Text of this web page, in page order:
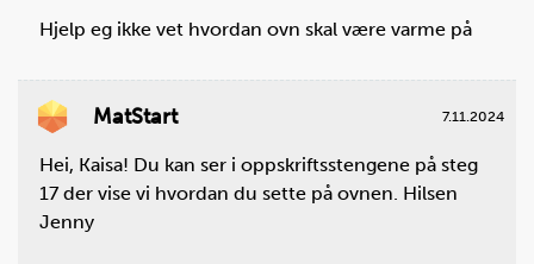
Steg 2
Mål opp hvetemel og sukker, og ha det i
Hjelp eg ikke vet hvordan ovn skal være varme på
MatStart 7.11.2024
Hei, Kaisa! Du kan ser i oppskriftsstengene på steg
17 der vise vi hvordan du sette på ovnen. Hilsen
Jenny